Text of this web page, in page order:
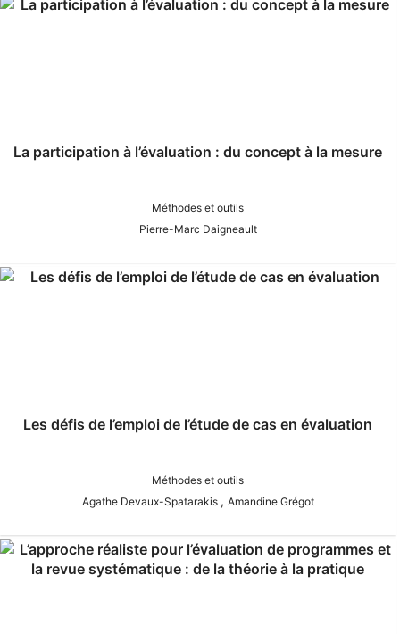
La participation à l’évaluation : du concept à la mesure
Méthodes et outils
Pierre-Marc Daigneault
Les défis de l’emploi de l’étude de cas en évaluation
Méthodes et outils
Agathe Devaux-Spatarakis , Amandine Grégot